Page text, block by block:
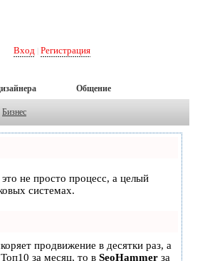
Вход Регистрация
Общение
Бизнес
не просто процесс, а целый
системах.
продвижение в десятки раз, а
за месяц, то в SeoHammer за